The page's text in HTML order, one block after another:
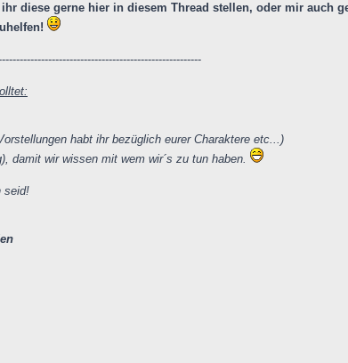
diese gerne hier in diesem Thread stellen, oder mir auch
habt ihr bezüglich eurer Charaktere etc...)
damit wir wissen mit wem wir´s zu tun haben.
seid!